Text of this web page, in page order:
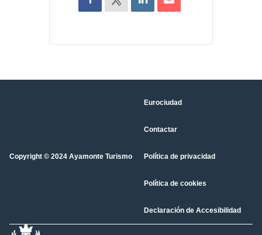
Copyright © 2024 Ayamonte Turismo
Eurociudad
Contactar
Política de privacidad
Política de cookies
Declaración de Accesibilidad